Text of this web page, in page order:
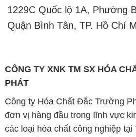
1229C Quốc lộ 1A, Phường
Quận Bình Tân, TP. Hồ Chí
CÔNG TY XNK TM SX HÓA
PHÁT
Công ty Hóa Chất Đắc Trường
đơn vị hàng đầu trong lĩnh vực
các loại hóa chất công nghiệp tại